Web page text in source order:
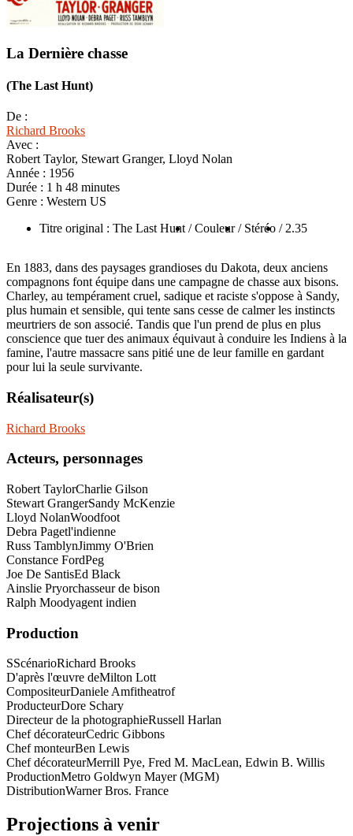
La Dernière chasse
(The Last Hunt)
De :
Richard Brooks
Avec :
Robert Taylor, Stewart Granger, Lloyd Nolan
Année : 1956
Durée : 1 h 48 minutes
Genre : Western US
Titre original : The Last Hunt / Couleur / Stéréo / 2.35
En 1883, dans des paysages grandioses du Dakota, deux anciens
compagnons font équipe dans une campagne de chasse aux bisons.
Charley, au tempérament cruel, sadique et raciste s'oppose à Sandy,
plus humain et sensible, qui tente sans cesse de calmer les instincts
meurtriers de son associé. Tandis que l'un prend de plus en plus
conscience que tuer des animaux équivaut à conduire les Indiens à la
famine, l'autre massacre sans pitié une de leur famille en gardant
pour lui la seule survivante.
Réalisateur(s)
Richard Brooks
Acteurs, personnages
Robert TaylorCharlie Gilson
Stewart GrangerSandy McKenzie
Lloyd NolanWoodfoot
Debra Pagetl'indienne
Russ TamblynJimmy O'Brien
Constance FordPeg
Joe De SantisEd Black
Ainslie Pryorchasseur de bison
Ralph Moodyagent indien
Production
SScénarioRichard Brooks
D'après l'œuvre deMilton Lott
CompositeurDaniele Amfitheatrof
ProducteurDore Schary
Directeur de la photographieRussell Harlan
Chef décorateurCedric Gibbons
Chef monteurBen Lewis
Chef décorateurMerrill Pye, Fred M. MacLean, Edwin B. Willis
ProductionMetro Goldwyn Mayer (MGM)
DistributionWarner Bros. France
Projections à venir